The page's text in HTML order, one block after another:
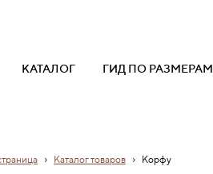
КАТАЛОГ ГИД ПО РАЗМЕРАМ
› Каталог товаров › Корфу